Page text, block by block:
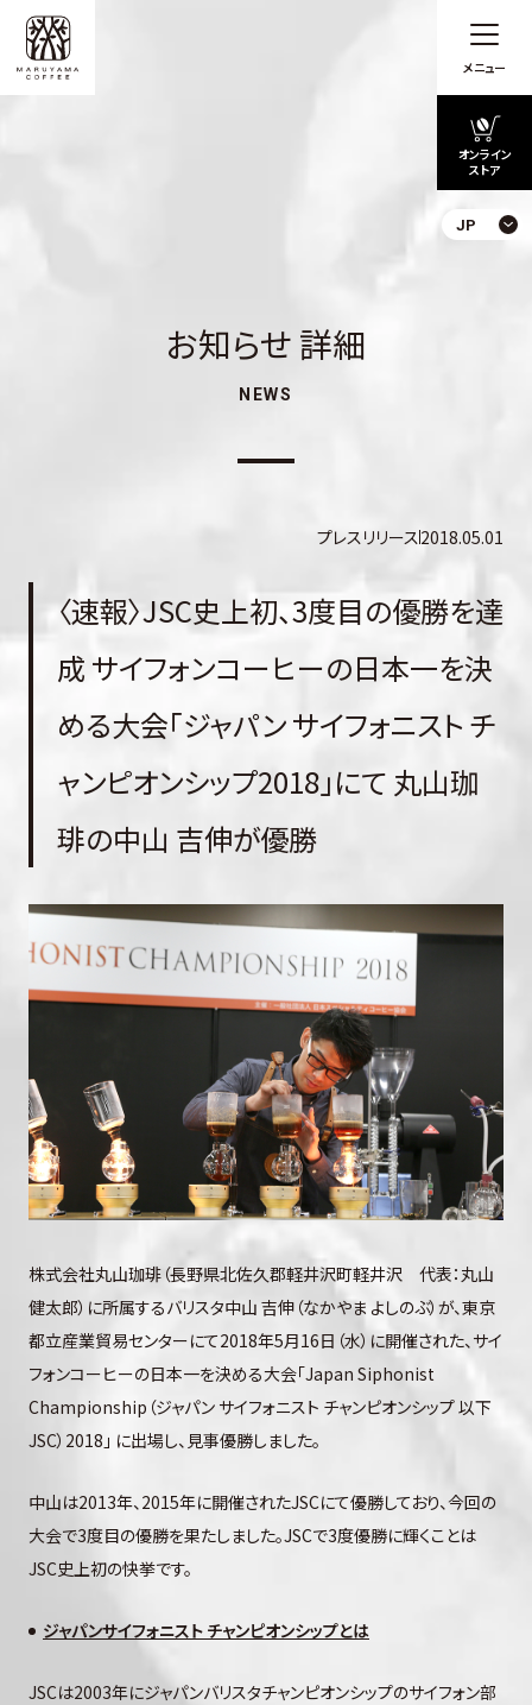
メニュー
オンライン
ストア
JP
お知らせ 詳細
NEWS
プレスリリース2018.05.01
〈速報〉JSC史上初、3度目の優勝を達
成 サイフォンコーヒーの日本一を決
める大会「ジャパン サイフォニスト チ
ャンピオンシップ2018」にて 丸山珈
琲の中山 吉伸が優勝
株式会社丸山珈琲（長野県北佐久郡軽井沢町軽井沢 代表：丸山
健太郎）に所属するバリスタ中山 吉伸（なかやま よしのぶ）が、東京
都立産業貿易センターにて2018年5月16日（水）に開催された、サイ
フォンコーヒーの日本一を決める大会「Japan Siphonist
Championship（ジャパン サイフォニスト チャンピオンシップ 以下
JSC）2018」 に出場し、見事優勝しました。
中山は2013年、2015年に開催されたJSCにて優勝しており、今回の
大会で3度目の優勝を果たしました。JSCで3度優勝に輝くことは
JSC史上初の快挙です。
ジャパンサイフォニスト チャンピオンシップとは
JSCは2003年にジャパンバリスタチャンピオンシップのサイフォン部